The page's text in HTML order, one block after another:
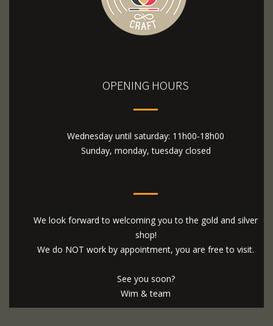
OPENING HOURS
Wednesday until saturday: 11h00-18h00
Sunday, monday, tuesday closed
We look forward to welcoming you to the gold and silver
shop!
We do NOT work by appointment, you are free to visit.
See you soon?
Wim & team